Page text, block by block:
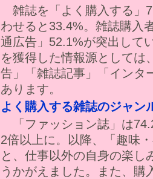
雑誌を「よく購入する」
わせると33.4%。雑誌購入
通広告」52.1%が突出して
を獲得した情報源としては
告」「雑誌記事」「インタ
あります。
よく購入する雑誌のジャン
「ファッション誌」は
2倍以上に。以降、「趣味
と、仕事以外の自身の楽し
うかがえました。また、購